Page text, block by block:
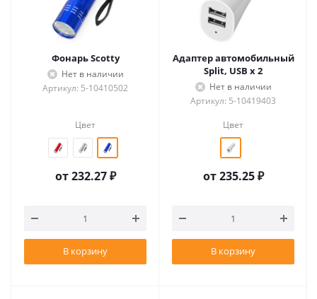
Фонарь Scotty
Нет в наличии
Артикул: 5-10410502
Цвет
от232.27 ₽
В корзину
Адаптер автомобильный
Split, USB x 2
Нет в наличии
Артикул: 5-10419403
Цвет
от235.25 ₽
В корзину